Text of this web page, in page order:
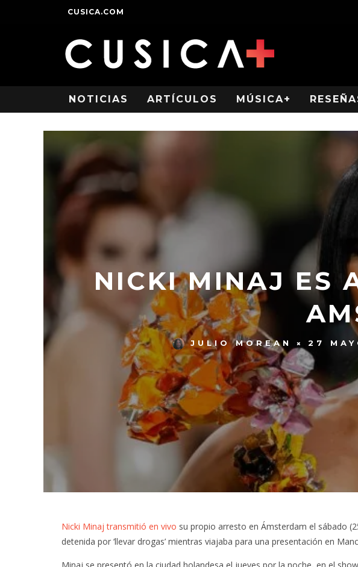
CUSICA.COM
NOTICIAS ARTÍCULOS MÚSICA+
NICKI MINAJ ES
JULIO MOREAN 27
Nicki Minaj transmitió en vivo su propio arresto en Ámsterdam el sábado
detenida por ‘llevar drogas’ mientras viajaba para una presentación en